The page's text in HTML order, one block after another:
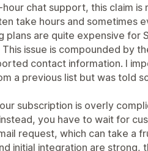
chat support, this claim is
take hours and sometimes
plans are quite expensive for
issue is compounded by
contact information. I
a previous list but was told
subscription is overly
you have to wait for
request, which can take a
initial integration are strong,